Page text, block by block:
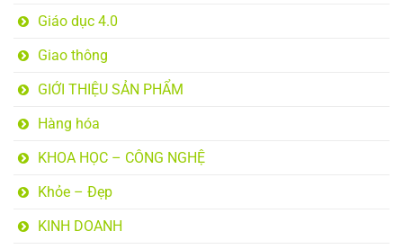
Giáo dục 4.0
Giao thông
GIỚI THIỆU SẢN PHẨM
Hàng hóa
KHOA HỌC – CÔNG NGHỆ
Khỏe – Đẹp
KINH DOANH